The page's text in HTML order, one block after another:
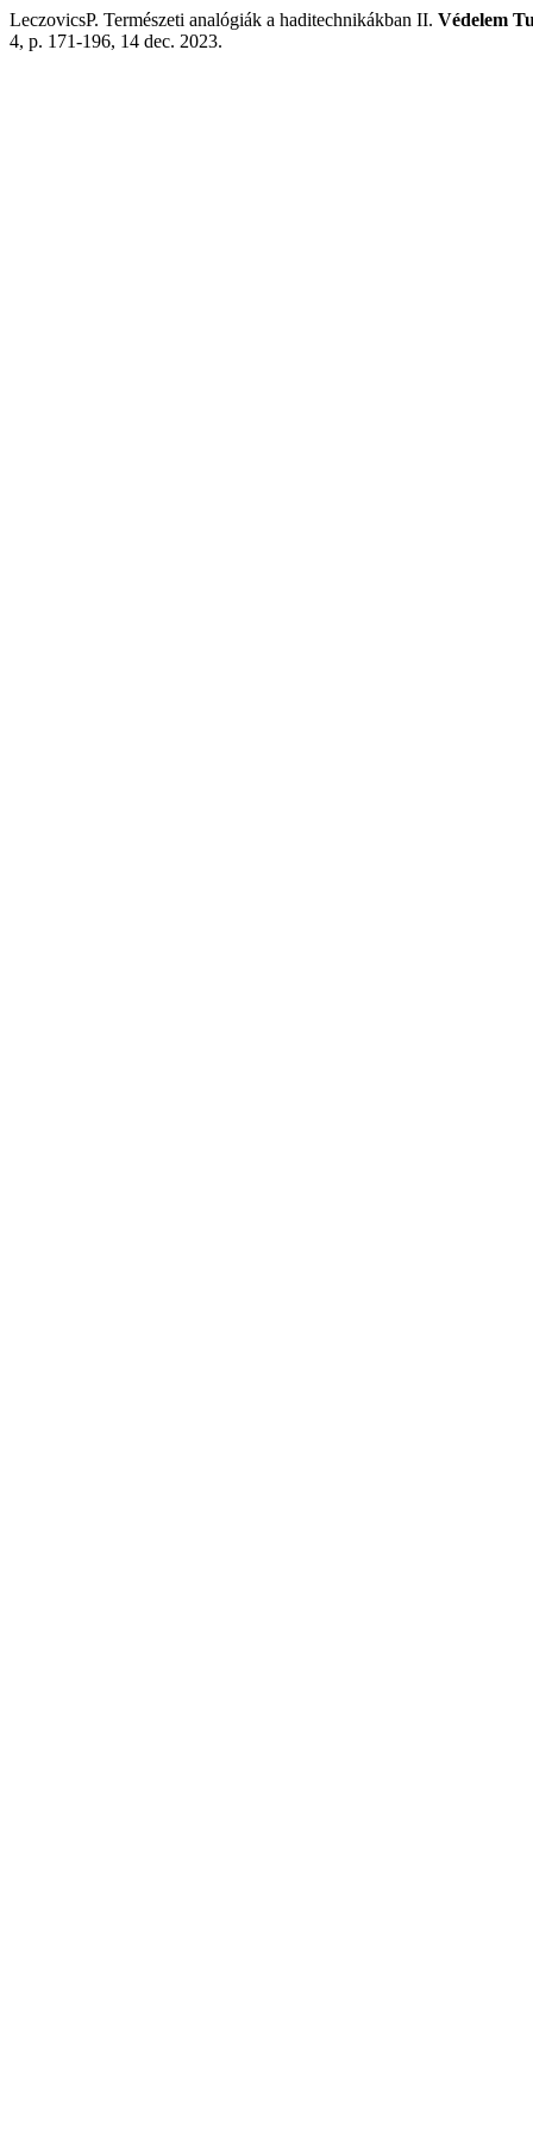
LeczovicsP. Természeti analógiák a haditechnikákban II. Védelem
4, p. 171-196, 14 dec. 2023.